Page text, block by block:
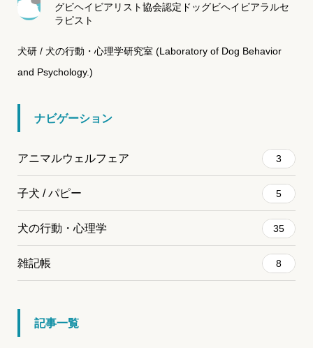
グビヘイビアリスト協会認定ドッグビヘイビアラルセ
ラピスト
犬研 / 犬の行動・心理学研究室 (Laboratory of Dog Behavior
and Psychology.)
ナビゲーション
アニマルウェルフェア 3
子犬 / パピー 5
犬の行動・心理学 35
雑記帳 8
記事一覧